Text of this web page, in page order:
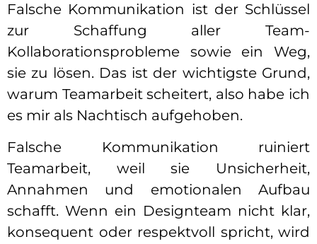
Falsche Kommunikation ist der Schlüssel
zur Schaffung aller Team-
Kollaborationsprobleme sowie ein Weg,
sie zu lösen. Das ist der wichtigste Grund,
warum Teamarbeit scheitert, also habe ich
es mir als Nachtisch aufgehoben.
Falsche Kommunikation ruiniert
Teamarbeit, weil sie Unsicherheit,
Annahmen und emotionalen Aufbau
schafft. Wenn ein Designteam nicht klar,
konsequent oder respektvoll spricht, wird